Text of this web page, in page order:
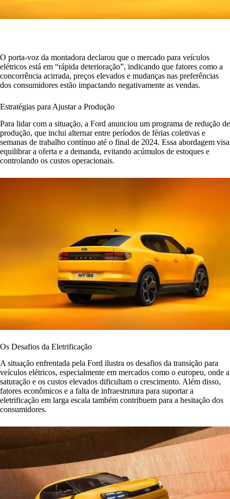
O porta-voz da montadora declarou que o mercado para veículos
elétricos está em “rápida deterioração”, indicando que fatores como a
concorrência acirrada, preços elevados e mudanças nas preferências
dos consumidores estão impactando negativamente as vendas.
Estratégias para Ajustar a Produção
Para lidar com a situação, a Ford anunciou um programa de redução de
produção, que inclui alternar entre períodos de férias coletivas e
semanas de trabalho contínuo até o final de 2024. Essa abordagem visa
equilibrar a oferta e a demanda, evitando acúmulos de estoques e
controlando os custos operacionais.
Os Desafios da Eletrificação
A situação enfrentada pela Ford ilustra os desafios da transição para
veículos elétricos, especialmente em mercados como o europeu, onde a
saturação e os custos elevados dificultam o crescimento. Além disso,
fatores econômicos e a falta de infraestrutura para suportar a
eletrificação em larga escala também contribuem para a hesitação dos
consumidores.